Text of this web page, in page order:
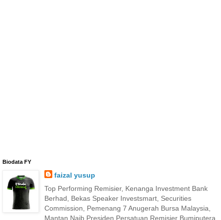
Biodata FY
faizal yusup
Top Performing Remisier, Kenanga Investment Bank
Berhad, Bekas Speaker Investsmart, Securities
Commission, Pemenang 7 Anugerah Bursa Malaysia,
Mantan Naib Presiden Persatuan Remisier Bumiputera